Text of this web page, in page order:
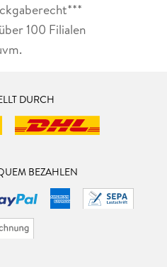
100 Filialen
DURCH
BEZAHLEN